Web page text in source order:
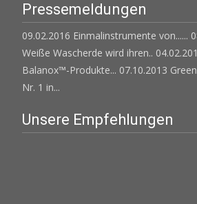
Pressemeldungen
09.02.2016 Einmalinstrumente von......
Weiße Wascherde wird ihren..
Balanox™-Produkte... 07.10.2013
Nr. 1 in...
Unsere Empfehlungen